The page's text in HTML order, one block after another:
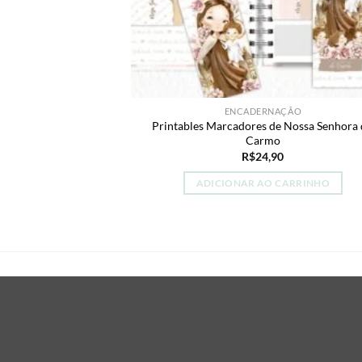
ENCADERNAÇÃO
Printables Marcadores de Nossa Senhora
Carmo
R$24,90
ADICIONAR AO CARRINHO